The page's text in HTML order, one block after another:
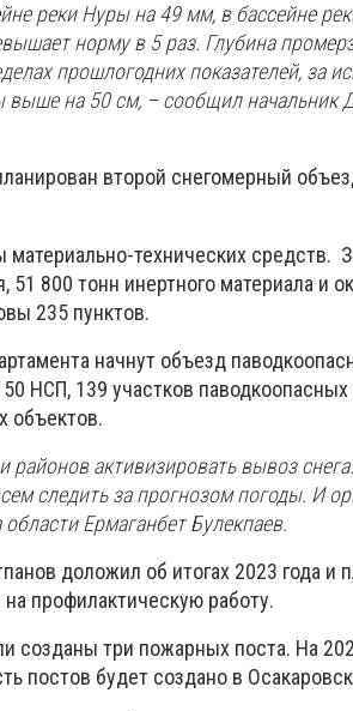
реки Нуры на 49 мм, в бассейне
норму в 5 раз. Глубина
прошлогодних показателей, за
выше на 50 см, – сообщил начальник
второй снегомерный
технических средств.
51 800 тонн инертного материала и
235 пунктов.
начнут объезд
НСП, 139 участков
объектов.
активизировать вывоз
следить за прогнозом погоды. И
Ермаганбет Булекпаев.
доложил об итогах 2023 года и
профилактическую работу.
созданы три пожарных поста. На
постов будет создано в